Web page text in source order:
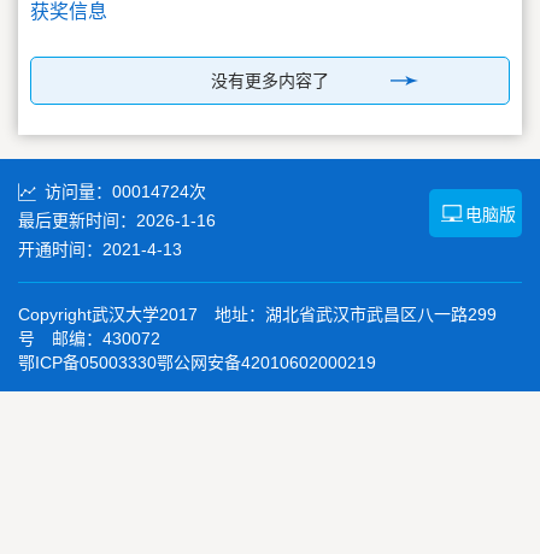
获奖信息
没有更多内容了
访问量： 00014724次
最后更新时间： 2026-1-16
开通时间： 2021-4-13
电脑版
Copyright武汉大学2017 地址：湖北省武汉市武昌区八一路299
号 邮编：430072
鄂ICP备05003330鄂公网安备42010602000219